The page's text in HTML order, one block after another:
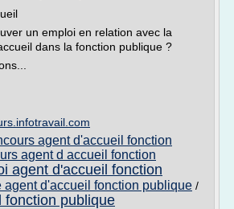
un emploi en relation avec la
dans la fonction publique ?
agent d'accueil fonction
agent d accueil fonction
agent d'accueil fonction
agent d'accueil fonction publique /
fonction publique